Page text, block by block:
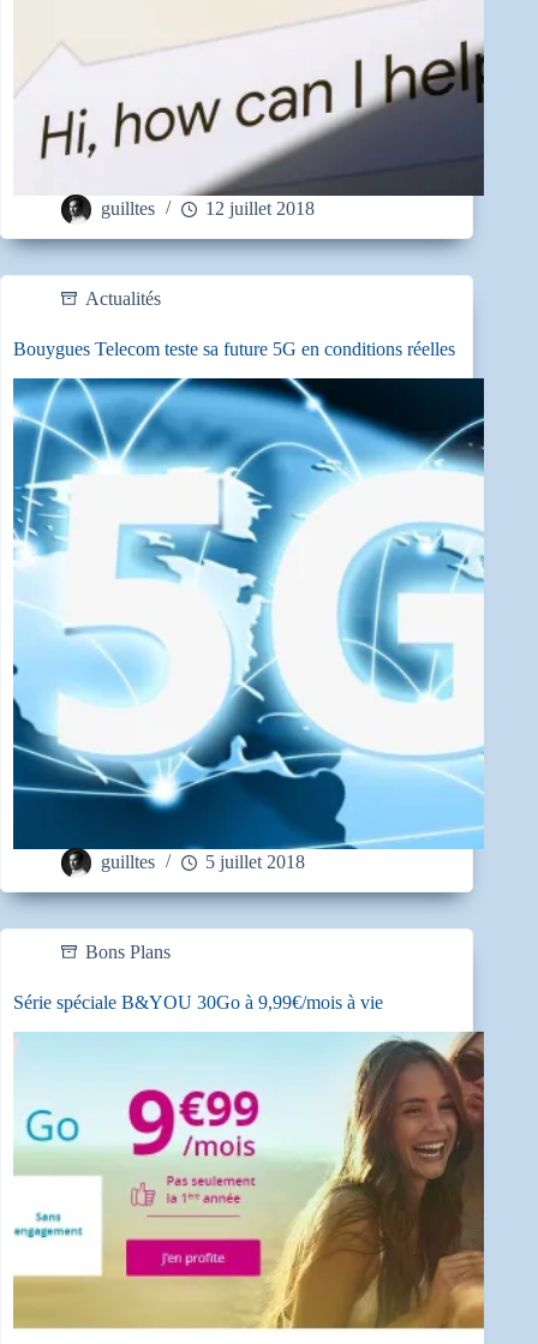
guilltes 12 juillet 2018
Actualités
Bouygues Telecom teste sa future 5G en conditions réelles
guilltes 5 juillet 2018
Bons Plans
Série spéciale B&YOU 30Go à 9,99€/mois à vie